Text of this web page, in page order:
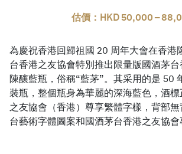
估價：HKD 50,000 –
為慶祝香港回歸祖國 20 周年大會在香港
台香港之友協會特別推出限量版國酒茅
陳釀藍瓶，俗稱“藍茅”。其采用的是 50
裝瓶，整個瓶身為華麗的深海藍色，酒
之友協會（香港）尊享繁體字樣，背部
台藝術字體圖案和國酒茅台香港之友協會